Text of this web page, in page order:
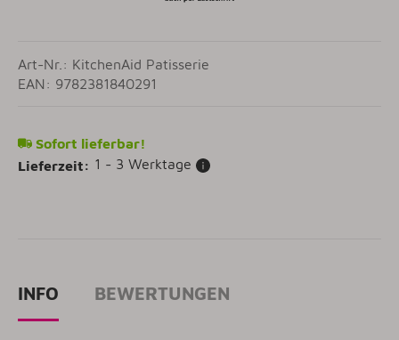
Art-Nr.: KitchenAid Patisserie
EAN: 9782381840291
Sofort lieferbar!
Lieferzeit: 1 - 3 Werktage
INFO BEWERTUNGEN